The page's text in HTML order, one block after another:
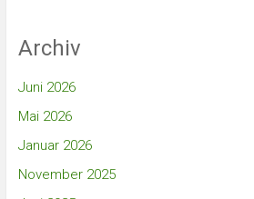
Archiv
Juni 2026
Mai 2026
Januar 2026
November 2025